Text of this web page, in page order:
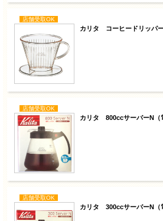
店舗受取OK
カリタ コーヒードリッパ
店舗受取OK
カリタ 800ccサーバーN（
店舗受取OK
カリタ 300ccサーバーN（